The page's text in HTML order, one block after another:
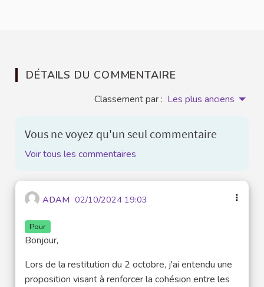
DÉTAILS DU COMMENTAIRE
Classement par : Les plus anciens
Vous ne voyez qu'un seul commentaire
Voir tous les commentaires
ADAM 02/10/2024 19:03
Pour
Bonjour,
Lors de la restitution du 2 octobre, j'ai entendu une
proposition visant à renforcer la cohésion entre les